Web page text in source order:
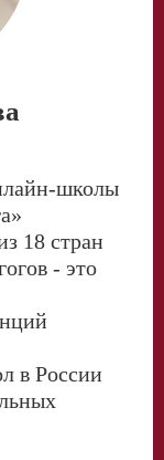
школы
»
18 стран
- это
в России